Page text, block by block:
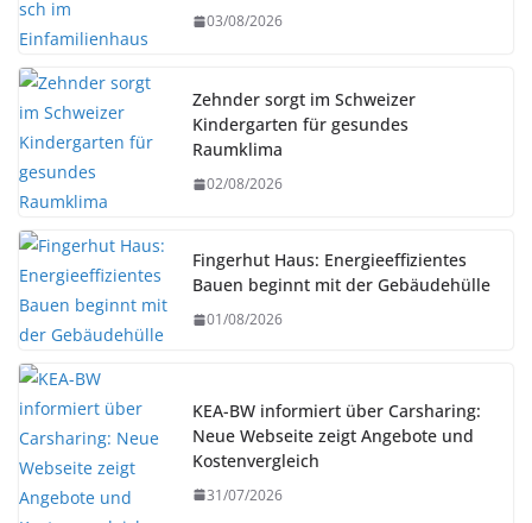
03/08/2026
Zehnder sorgt im Schweizer
Kindergarten für gesundes
Raumklima
02/08/2026
Fingerhut Haus: Energieeffizientes
Bauen beginnt mit der Gebäudehülle
01/08/2026
KEA-BW informiert über Carsharing:
Neue Webseite zeigt Angebote und
Kostenvergleich
31/07/2026